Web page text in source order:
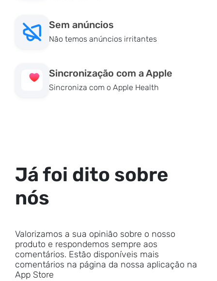
Sem anúncios
Não temos anúncios irritantes
Sincronização com a Apple
Sincroniza com o Apple Health
Já foi dito sobre
nós
Valorizamos a sua opinião sobre o nosso
produto e respondemos sempre aos
comentários. Estão disponíveis mais
comentários na página da nossa aplicação na
App Store